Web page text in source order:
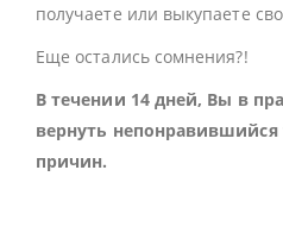
получаете или выкупаете
Еще остались сомнения?!
В течении 14 дней, Вы в
вернуть непонравившийся
причин.